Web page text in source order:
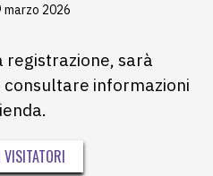
marzo 2026
registrazione, sarà
consultare informazioni
VISITATORI